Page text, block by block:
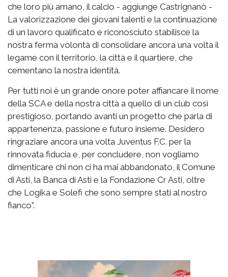
che loro più amano, il calcio - aggiunge Castrignanò -
La valorizzazione dei giovani talenti e la continuazione
di un lavoro qualificato e riconosciuto stabilisce la
nostra ferma volontà di consolidare ancora una volta il
legame con il territorio, la città e il quartiere, che
cementano la nostra identità.
Per tutti noi è un grande onore poter affiancare il nome
della SCA e della nostra città a quello di un club così
prestigioso, portando avanti un progetto che parla di
appartenenza, passione e futuro insieme. Desidero
ringraziare ancora una volta Juventus F.C. per la
rinnovata fiducia e, per concludere, non vogliamo
dimenticare chi non ci ha mai abbandonato, il Comune
di Asti, la Banca di Asti e la Fondazione Cr Asti, oltre
che Logika e Solefi che sono sempre stati al nostro
fianco”.